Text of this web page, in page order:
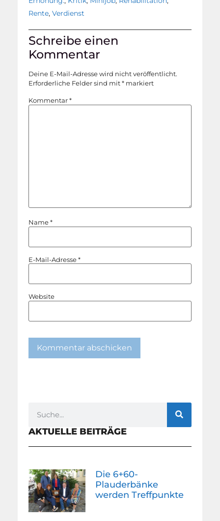
Rente,Verdienst
Schreibe einen
Kommentar
Deine E-Mail-Adresse wird nicht veröffentlicht.
Erforderliche Felder sind mit* markiert
Kommentar*
Name*
E-Mail-Adresse*
Website
AKTUELLE BEITRÄGE
Die 6+60-
Plauderbänke
werden Treffpunkte